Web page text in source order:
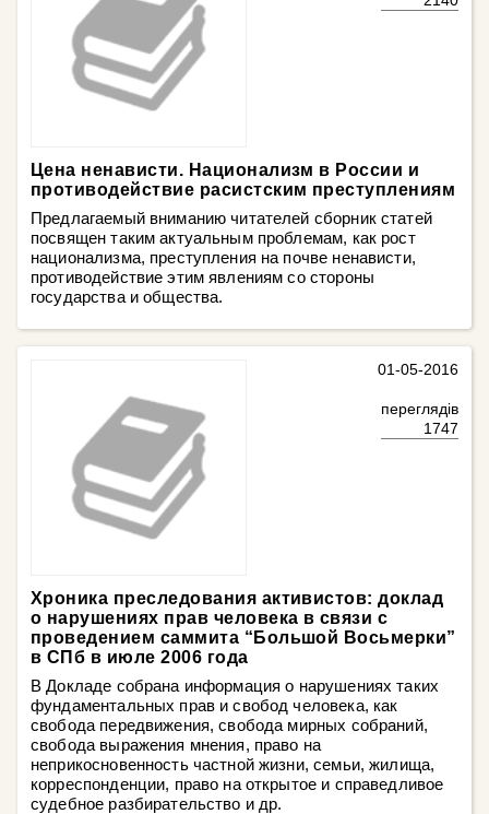
Цена ненависти. Национализм в России и
противодействие расистским преступлениям
Предлагаемый вниманию читателей сборник статей
посвящен таким актуальным проблемам, как рост
национализма, преступления на почве ненависти,
противодействие этим явлениям со стороны
государства и общества.
01-05-2016
переглядів
1747
Хроника преследования активистов: доклад
о нарушениях прав человека в связи с
проведением саммита “Большой Восьмерки”
в СПб в июле 2006 года
В Докладе собрана информация о нарушениях таких
фундаментальных прав и свобод человека, как
свобода передвижения, свобода мирных собраний,
свобода выражения мнения, право на
неприкосновенность частной жизни, семьи, жилища,
корреспонденции, право на открытое и справедливое
судебное разбирательство и др.